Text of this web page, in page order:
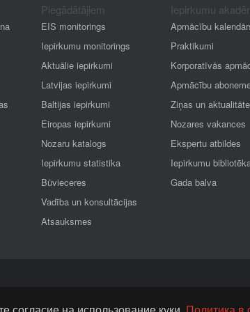
Piegādātājiem
EIS monitorings
Iepirkumu monitorings
Aktuālie iepirkumi
Latvijas iepirkumi
Baltijas iepirkumi
Eiropas iepirkumi
Nozaru katalogs
Iepirkumu statistika
Būvieceres
Vadība un konsultācijas
Atsauksmes
Iepirkumu
Apmācību
Praktikumi
Korporatīvās
Apmācību
Ziņas un
Nozares vakances
Ekspertu atbildes
Iepirkumu
Gada balva